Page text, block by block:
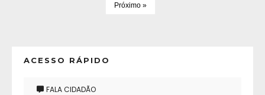
Próximo »
ACESSO RÁPIDO
FALA CIDADÃO